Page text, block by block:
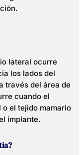
lateral ocurre
los lados del
través del área de
cuando el
el tejido mamario
implante.